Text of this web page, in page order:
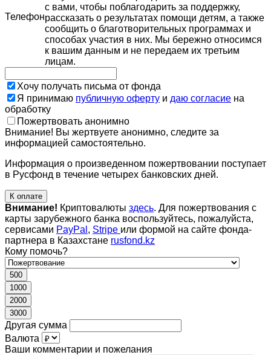
Телефон
с вами, чтобы поблагодарить за поддержку,
рассказать о результатах помощи детям, а также
сообщить о благотворительных программах и
способах участия в них. Мы бережно относимся
к вашим данным и не передаем их третьим
лицам.
Хочу получать письма от фонда
Я принимаю публичную оферту и даю согласие на
обработку
Пожертвовать анонимно
Внимание! Вы жертвуете анонимно, следите за
информацией самостоятельно.
Информация о произведенном пожертвовании поступает
в Русфонд в течение четырех банковских дней.
К оплате
Внимание! Криптовалюты здесь. Для пожертвования с
карты зарубежного банка воспользуйтесь, пожалуйста,
сервисами PayPal , Stripe или формой на сайте фонда-
партнера в Казахстане rusfond.kz
Кому помочь?
500
1000
2000
3000
Другая сумма
Валюта
Ваши комментарии и пожелания